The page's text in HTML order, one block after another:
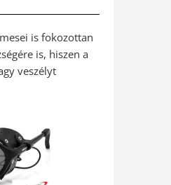
is fokozottan
is, hiszen a
veszélyt